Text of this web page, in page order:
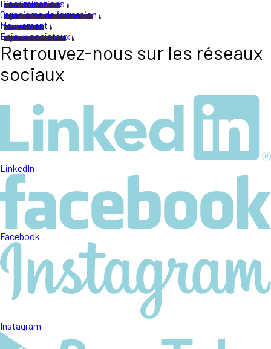
Discriminations
Organisme de formation
Mouvement
Enjeux sociétaux
Retrouvez-nous sur les réseaux
sociaux
LinkedIn
Facebook
Instagram